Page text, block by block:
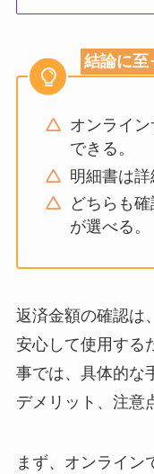
結論に至
オンライ
できる。
明細書は詳
どちらも
が選べる。
返済金額の確認は
安心して使用する
事では、具体的な
デメリット、注意
まず、オンライン